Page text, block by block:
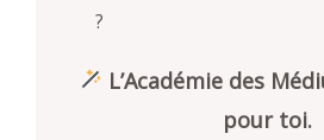
?
L’Académie des
pour toi.